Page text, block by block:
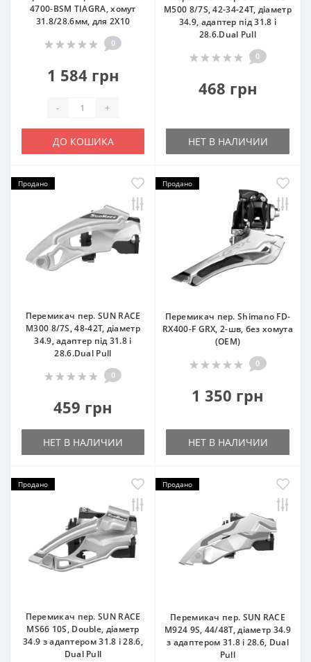
4700-BSM TIAGRA, хомут
31.8/28.6мм, для 2X10
0
1 584 грн
- +
ДО КОШИКА
M500 8/7S, 42-34-24T, діаметр
34.9, адаптер під 31.8 і
28.6.Dual Pull
0
468 грн
НЕТ В НАЛИЧИИ
Продано
Перемикач пер. SUN RACE
M300 8/7S, 48-42T, діаметр
34.9, адаптер під 31.8 і
28.6.Dual Pull
0
459 грн
НЕТ В НАЛИЧИИ
Продано
Перемикач пер. Shimano FD-
RX400-F GRX, 2-шв, без хомута
(ОЕМ)
0
1 350 грн
НЕТ В НАЛИЧИИ
Продано
Перемикач пер. SUN RACE
MS66 10S, Double, діаметр
34.9 з адаптером 31.8 і 28.6,
Dual Pull
Продано
Перемикач пер. SUN RACE
M924 9S, 44/48T, діаметр 34.9
з адаптером 31.8 і 28.6, Dual
Pull